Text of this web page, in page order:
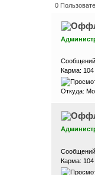
0
Карма: 104
Откуда:
Карма: 104